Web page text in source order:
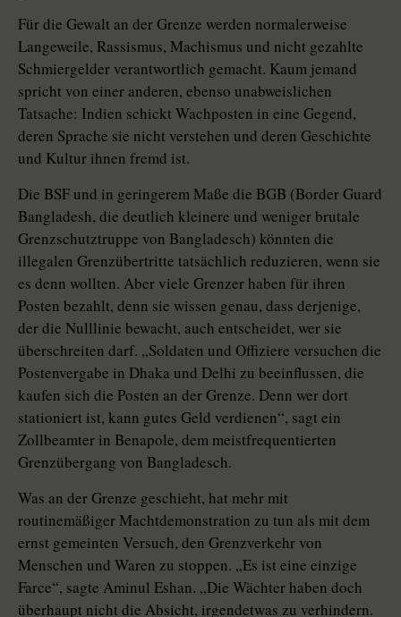
Für die Gewalt an der Grenze werden normalerweise
Langeweile, Rassismus, Machismus und nicht gezahlte
Schmiergelder verantwortlich gemacht. Kaum jemand
spricht von einer anderen, ebenso unabweislichen
Tatsache: Indien schickt Wachposten in eine Gegend,
deren Sprache sie nicht verstehen und deren Geschichte
und Kultur ihnen fremd ist.
Die BSF und in geringerem Maße die BGB (Border Guard
Bangladesh, die deutlich kleinere und weniger brutale
Grenzschutztruppe von Bangladesch) könnten die
illegalen Grenzübertritte tatsächlich reduzieren, wenn sie
es denn wollten. Aber viele Grenzer haben für ihren
Posten bezahlt, denn sie wissen genau, dass derjenige,
der die Nulllinie bewacht, auch entscheidet, wer sie
überschreiten darf. „Soldaten und Offiziere versuchen die
Postenvergabe in Dhaka und Delhi zu beeinflussen, die
kaufen sich die Posten an der Grenze. Denn wer dort
stationiert ist, kann gutes Geld verdienen“, sagt ein
Zollbeamter in Benapole, dem meistfrequentierten
Grenzübergang von Bangladesch.
Was an der Grenze geschieht, hat mehr mit
routinemäßiger Machtdemonstration zu tun als mit dem
ernst gemeinten Versuch, den Grenzverkehr von
Menschen und Waren zu stoppen. „Es ist eine einzige
Farce“, sagte Aminul Eshan. „Die Wächter haben doch
überhaupt nicht die Absicht, irgendetwas zu verhindern.